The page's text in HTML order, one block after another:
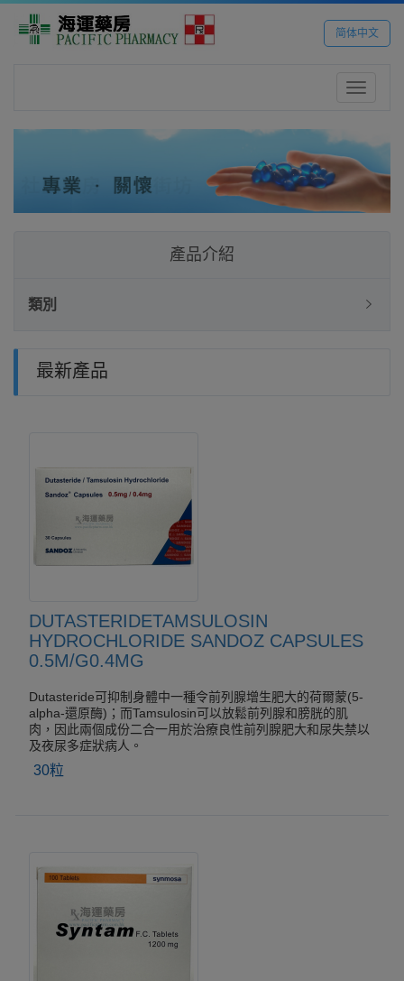
简体中文
Toggle
產品介紹
類別
最新產品
DUTASTERIDETAMSULOSIN
HYDROCHLORIDE SANDOZ CAPSULES
0.5M/G0.4MG
Dutasteride可抑制身體中一種令前列腺增生肥大的荷爾蒙(5-
alpha-還原酶)；而Tamsulosin可以放鬆前列腺和膀胱的肌
肉，因此兩個成份二合一用於治療良性前列腺肥大和尿失禁以
及夜尿多症狀病人。
30粒